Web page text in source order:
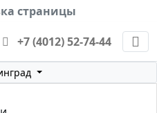
страницы
+7 (4012) 52-74-44